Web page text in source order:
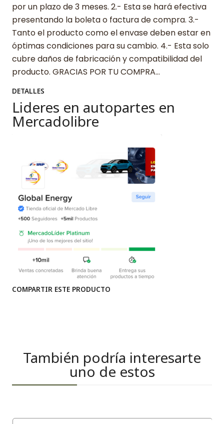
por un plazo de 3 meses. 2.- Esta se hará efectiva
presentando la boleta o factura de compra. 3.-
Tanto el producto como el envase deben estar en
óptimas condiciones para su cambio. 4.- Esta solo
cubre daños de fabricación y compatibilidad del
producto. GRACIAS POR TU COMPRA…
DETALLES
Lideres en autopartes en
Mercadolibre
COMPARTIR ESTE PRODUCTO
También podría interesarte
uno de estos